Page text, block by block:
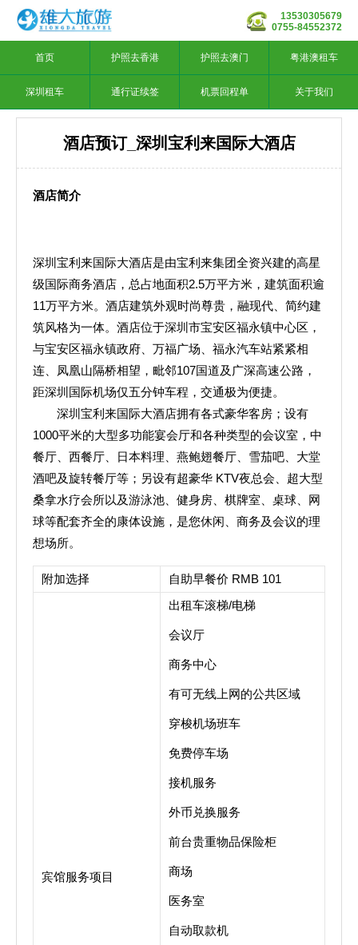
13530305679
0755-84552372
首页 护照去香港 护照去澳门 粤港澳租车
深圳租车 通行证续签 机票回程单 关于我们
酒店预订_深圳宝利来国际大酒店
酒店简介
深圳宝利来国际大酒店是由宝利来集团全资兴建的高星
级国际商务酒店，总占地面积2.5万平方米，建筑面积逾
11万平方米。酒店建筑外观时尚尊贵，融现代、简约建
筑风格为一体。酒店位于深圳市宝安区福永镇中心区，
与宝安区福永镇政府、万福广场、福永汽车站紧紧相
连、凤凰山隔桥相望，毗邻107国道及广深高速公路，
距深圳国际机场仅五分钟车程，交通极为便捷。
深圳宝利来国际大酒店拥有各式豪华客房；设有
1000平米的大型多功能宴会厅和各种类型的会议室，中
餐厅、西餐厅、日本料理、燕鲍翅餐厅、雪茄吧、大堂
酒吧及旋转餐厅等；另设有超豪华 KTV夜总会、超大型
桑拿水疗会所以及游泳池、健身房、棋牌室、桌球、网
球等配套齐全的康体设施，是您休闲、商务及会议的理
想场所。
附加选择 自助早餐价 RMB 101
宾馆服务项目
出租车滚梯/电梯
会议厅
商务中心
有可无线上网的公共区域
穿梭机场班车
免费停车场
接机服务
外币兑换服务
前台贵重物品保险柜
商场
医务室
自动取款机